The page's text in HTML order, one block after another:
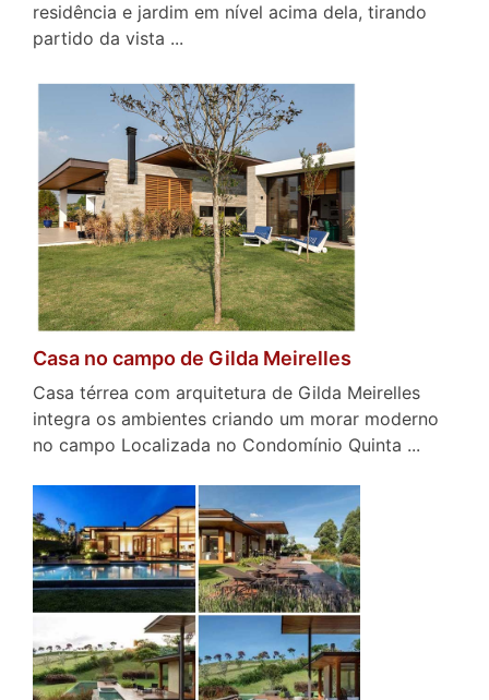
residência e jardim em nível acima dela, tirando
partido da vista ...
Casa no campo de Gilda Meirelles
Casa térrea com arquitetura de Gilda Meirelles
integra os ambientes criando um morar moderno
no campo Localizada no Condomínio Quinta ...